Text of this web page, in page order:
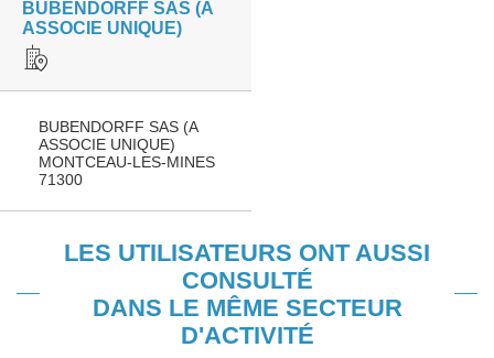
BUBENDORFF SAS (A
ASSOCIE UNIQUE)
BUBENDORFF SAS (A
ASSOCIE UNIQUE)
MONTCEAU-LES-MINES
71300
LES UTILISATEURS ONT AUSSI
CONSULTÉ
DANS LE MÊME SECTEUR
D'ACTIVITÉ